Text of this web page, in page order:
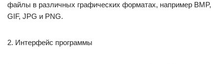
файлы в различных графических форматах, например BMP,
GIF, JPG и PNG.
2. Интерфейс программы